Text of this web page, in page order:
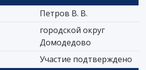
Петров В. В.
городской округ
Домодедово
Участие подтверждено